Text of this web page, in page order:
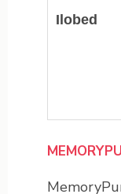
Ilobed